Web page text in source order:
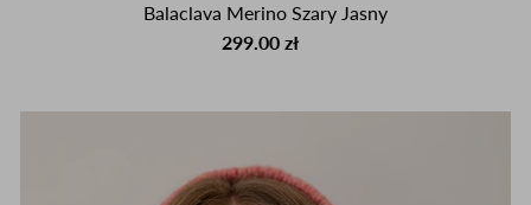
Balaclava Merino Szary Jasny
299.00 zł